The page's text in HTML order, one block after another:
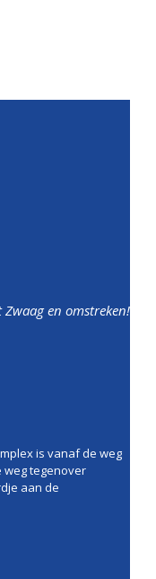
en omstreken!
is vanaf de weg
weg tegenover
aan de